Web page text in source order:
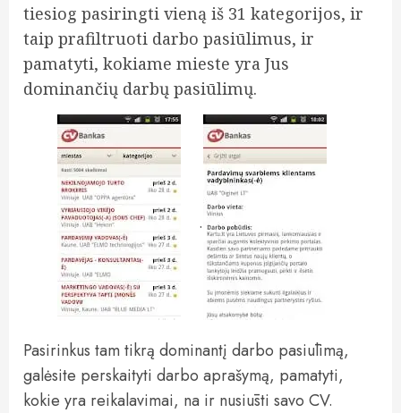
tiesiog pasiringti vieną iš 31 kategorijos, ir
taip prafiltruoti darbo pasiūlimus, ir
pamatyti, kokiame mieste yra Jus
dominančių darbų pasiūlimų.
.
Pasirinkus tam tikrą dominantį darbo pasiūlimą,
galėsite perskaityti darbo aprašymą, pamatyti,
kokie yra reikalavimai, na ir nusiūsti savo CV.